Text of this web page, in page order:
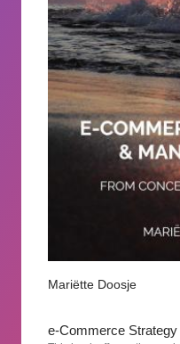
Mariëtte Doosje
e-Commerce